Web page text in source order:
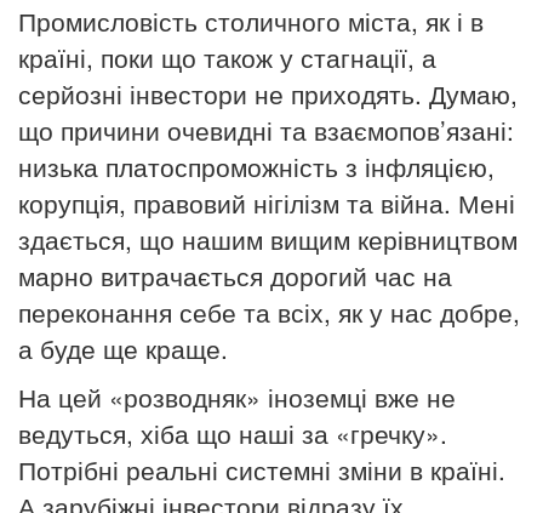
Промисловість столичного міста, як і в
країні, поки що також у стагнації, а
серйозні інвестори не приходять. Думаю,
що причини очевидні та взаємопов’язані:
низька платоспроможність з інфляцією,
корупція, правовий нігілізм та війна. Мені
здається, що нашим вищим керівництвом
марно витрачається дорогий час на
переконання себе та всіх, як у нас добре,
а буде ще краще.
На цей «розводняк» іноземці вже не
ведуться, хіба що наші за «гречку».
Потрібні реальні системні зміни в країні.
А зарубіжні інвестори відразу їх